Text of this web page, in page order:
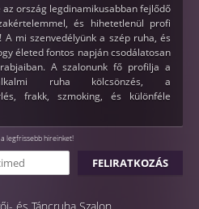
ország legdinamikusabban fejlődő
és hihetetlenül profi
mi szenvedélyünk a szép ruha, és
életed fontos napján csodálatosan
A szalonunk fő profilja a
ruha kölcsönzés, a
frakk, szmoking, és különféle
legfrissebb hireinket!
és Táncruha Szalon